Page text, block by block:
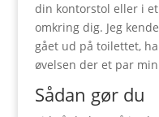
din kontorstol eller i
omkring dig. Jeg
gået ud på toilettet,
øvelsen der et par
Sådan gør du